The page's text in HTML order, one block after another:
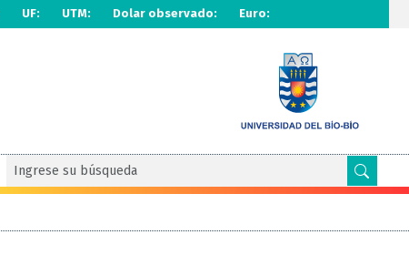
UF: UTM: Dolar observado: Euro: